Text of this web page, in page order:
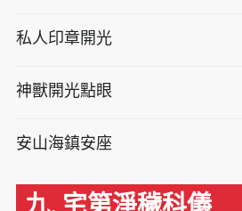
私人印章開光
神獸開光點眼
安山海鎮安座